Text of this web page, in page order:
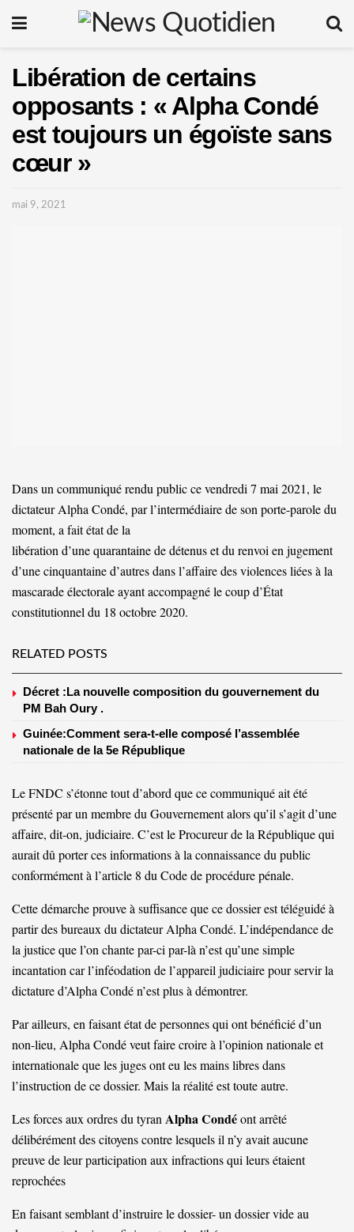
Libération de certains
opposants : « Alpha Condé
est toujours un égoïste sans
cœur »
mai 9, 2021
Dans un communiqué rendu public ce vendredi 7 mai 2021, le
dictateur Alpha Condé, par l’intermédiaire de son porte-parole du
moment, a fait état de la
libération d’une quarantaine de détenus et du renvoi en jugement
d’une cinquantaine d’autres dans l’affaire des violences liées à la
mascarade électorale ayant accompagné le coup d’État
constitutionnel du 18 octobre 2020.
RELATED POSTS
Décret :La nouvelle composition du gouvernement du
PM Bah Oury .
Guinée:Comment sera-t-elle composé l’assemblée
nationale de la 5e République
Le FNDC s’étonne tout d’abord que ce communiqué ait été
présenté par un membre du Gouvernement alors qu’il s’agit d’une
affaire, dit-on, judiciaire. C’est le Procureur de la République qui
aurait dû porter ces informations à la connaissance du public
conformément à l’article 8 du Code de procédure pénale.
Cette démarche prouve à suffisance que ce dossier est téléguidé à
partir des bureaux du dictateur Alpha Condé. L’indépendance de
la justice que l’on chante par-ci par-là n’est qu’une simple
incantation car l’inféodation de l’appareil judiciaire pour servir la
dictature d’Alpha Condé n’est plus à démontrer.
Par ailleurs, en faisant état de personnes qui ont bénéficié d’un
non-lieu, Alpha Condé veut faire croire à l’opinion nationale et
internationale que les juges ont eu les mains libres dans
l’instruction de ce dossier. Mais la réalité est toute autre.
Les forces aux ordres du tyranAlpha Condéont arrêté
délibérément des citoyens contre lesquels il n’y avait aucune
preuve de leur participation aux infractions qui leurs étaient
reprochées
En faisant semblant d’instruire le dossier- un dossier vide au